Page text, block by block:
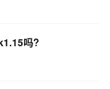
吗?